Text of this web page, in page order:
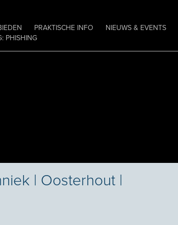
PRAKTISCHE INFO NIEUWS & EVENTS
PHISHING
| Oosterhout |